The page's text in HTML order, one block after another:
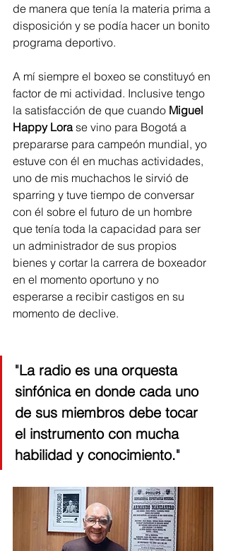
de manera que tenía la materia prima a
disposición y se podía hacer un bonito
programa deportivo.
A mí siempre el boxeo se constituyó en
factor de mi actividad. Inclusive tengo
la satisfacción de que cuando Miguel
Happy Lora se vino para Bogotá a
prepararse para campeón mundial, yo
estuve con él en muchas actividades,
uno de mis muchachos le sirvió de
sparring y tuve tiempo de conversar
con él sobre el futuro de un hombre
que tenía toda la capacidad para ser
un administrador de sus propios
bienes y cortar la carrera de boxeador
en el momento oportuno y no
esperarse a recibir castigos en su
momento de declive.
"La radio es una orquesta
sinfónica en donde cada uno
de sus miembros debe tocar
el instrumento con mucha
habilidad y conocimiento."